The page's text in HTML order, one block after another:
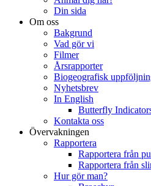
Din sida
Om oss
Bakgrund
Vad gör vi
Filmer
Årsrapporter
Biogeografisk
Nyhetsbrev
In English
Butterfly
Kontakta oss
Övervakningen
Rapportera
Rapportera från
Rapportera från
Hur gör man?